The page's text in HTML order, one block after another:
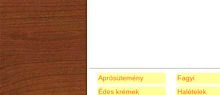
Aprósütemény
Édes krémek
Fagyi
Halételek